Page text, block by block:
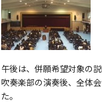
午後は、併願希望対象の
吹奏楽部の演奏後、全体
た。